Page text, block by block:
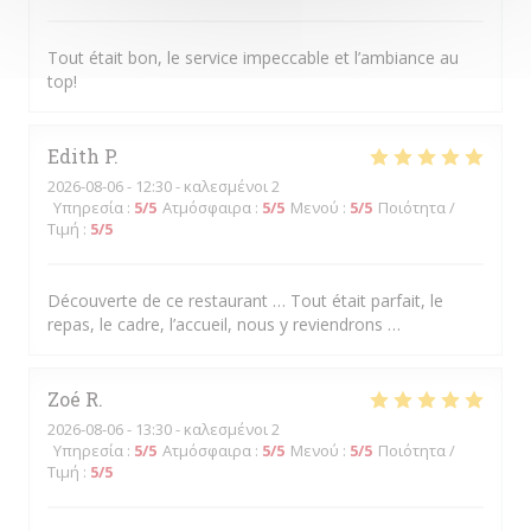
Tout était bon, le service impeccable et l’ambiance au
top!
Edith P
2026-08-06- 12:30 - καλεσμένοι 2
Υπηρεσία : 5/5 Ατμόσφαιρα : 5/5 Μενού : 5/5 Ποιότητα /
Τιμή : 5/5
Découverte de ce restaurant … Tout était parfait, le
repas, le cadre, l’accueil, nous y reviendrons …
Zoé R
2026-08-06- 13:30 - καλεσμένοι 2
Υπηρεσία : 5/5 Ατμόσφαιρα : 5/5 Μενού : 5/5 Ποιότητα /
Τιμή : 5/5